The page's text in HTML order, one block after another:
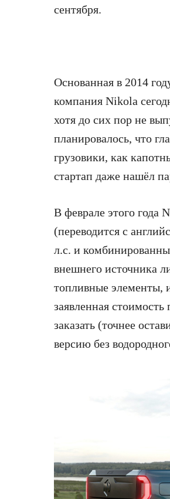
сентября.
Основанная в 2014
компания Nikola
хотя до сих пор не
планировалось, что
грузовики, как
стартап даже нашёл
В феврале этого года
(переводится с
л.с. и
внешнего источника
топливные элементы,
заявленная
заказать (точнее
версию без